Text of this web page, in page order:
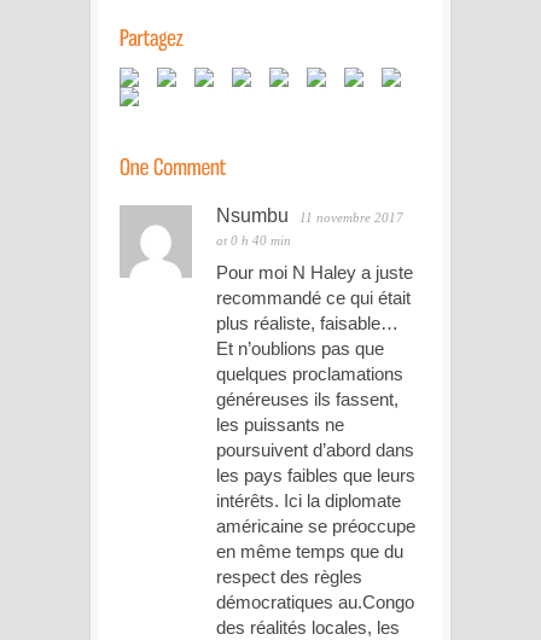
Nsumbu
11 novembre 2017
at 0 h 40 min
Pour moi N Haley a juste
recommandé ce qui était
plus réaliste, faisable…
Et n’oublions pas que
quelques proclamations
généreuses ils fassent,
les puissants ne
poursuivent d’abord dans
les pays faibles que leurs
intérêts. Ici la diplomate
américaine se préoccupe
en même temps que du
respect des règles
démocratiques au.Congo
des réalités locales, les